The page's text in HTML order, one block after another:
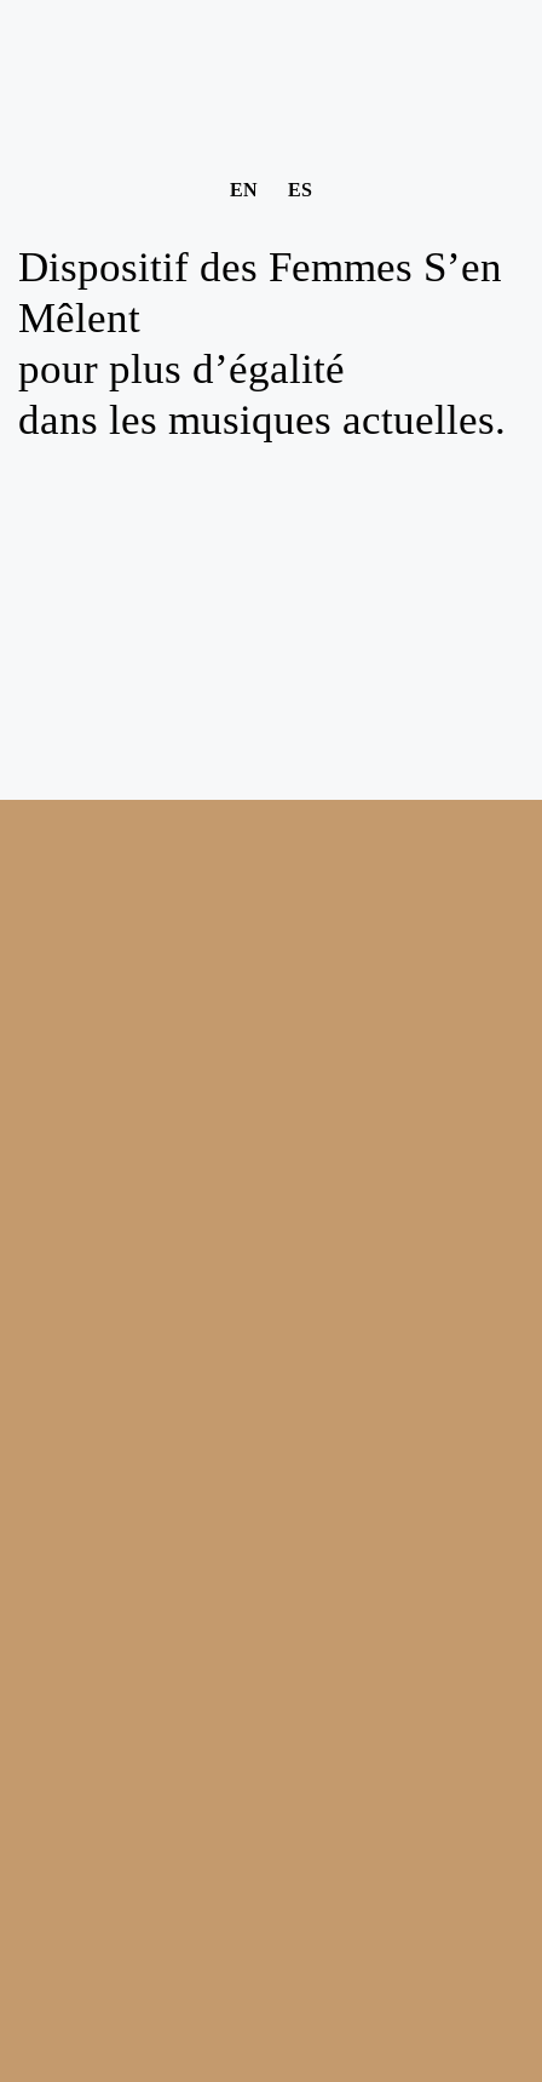
EN ES
Dispositif des Femmes S’en
Mêlent
pour plus d’égalité
dans les musiques actuelles.